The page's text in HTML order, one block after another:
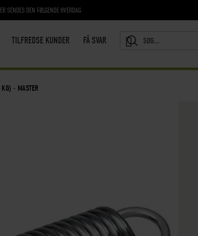
SENDES DEN FØLGENDE HVERDAG
TILFREDSE KUNDER FÅ SVAR
- MASTER